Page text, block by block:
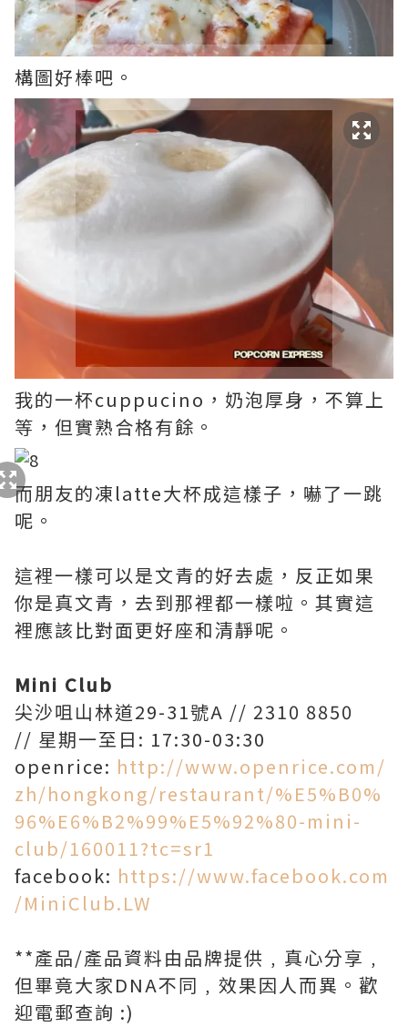
構圖好棒吧。
我的一杯cuppucino，奶泡厚身，不算上
等，但實熟合格有餘。
而朋友的凍latte大杯成這樣子，嚇了一跳
呢。
這裡一樣可以是文青的好去處，反正如果
你是真文青，去到那裡都一樣啦。其實這
裡應該比對面更好座和清靜呢。
Mini Club
尖沙咀山林道29-31號A // 2310 8850
// 星期一至日: 17:30-03:30
openrice: http://www.openrice.com/
zh/hongkong/restaurant/%E5%B0%
96%E6%B2%99%E5%92%80-mini-
club/160011?tc=sr1
facebook: https://www.facebook.com
/MiniClub.LW
**產品/產品資料由品牌提供﹐真心分享﹐
但畢竟大家DNA不同﹐效果因人而異。歡
迎電郵查詢 :)